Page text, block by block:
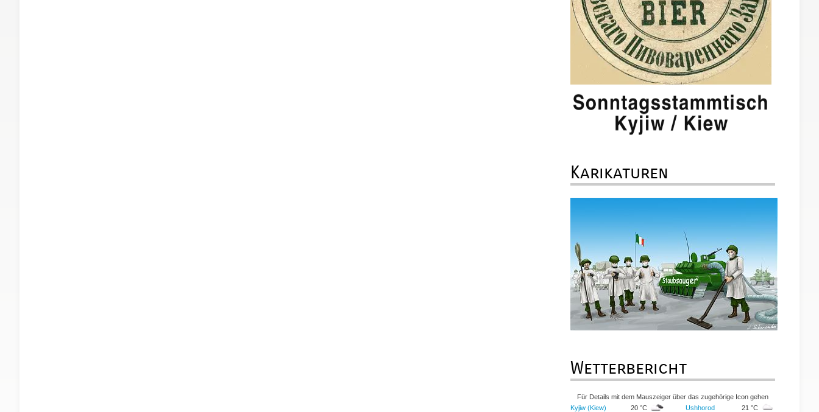
Karikaturen
Wetterbericht
Für Details mit dem Mauszeiger über das zugehörige Icon gehen
Kyjiw (Kiew)
20 °C Ushhorod 21 °C